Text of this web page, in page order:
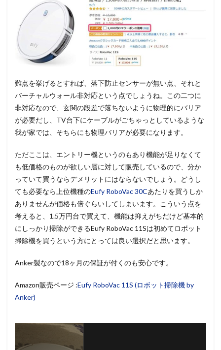
難点を挙げるとすれば、落下防止センサーが無い点、それと
バーチャルウォール非対応という点でしょうね。この二つに
非対応なので、玄関の段差で落ちないように物理的にバリア
が必要だし、TV台下にケーブルがごちゃっとしているような
我が家では、そちらにも物理バリアが必要になります。
ただここは、エントリー機というのもあり機能が足りなくて
も低価格のものが欲しい層に対して販売しているので、分か
っていて買うならデメリットにはならないでしょう。どうし
ても必要なら上位機種のEufy RoboVac 30Cあたりを買うしか
ありませんが価格も倍ぐらいしてしまいます。こういう点を
考えると、1.5万円台で買えて、機能は抑えがちだけど基本的
にしっかり掃除ができるEufy RoboVac 11Sは初めてロボット
掃除機を買うという方にとっては良い選択だと思います。
Anker製なので18ヶ月の保証が付くのも安心です。
Amazon販売ページ :Eufy RoboVac 11S (ロボット掃除機 by
Anker)